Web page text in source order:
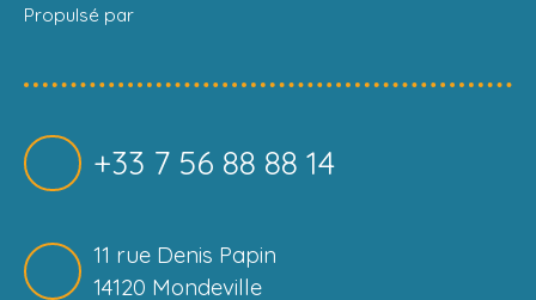
Propulsé par
+33 7 56 88 88 14
11 rue Denis Papin
14120 Mondeville